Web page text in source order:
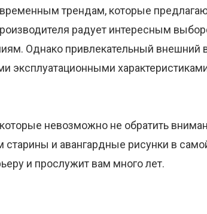
трендам, которые
радует интересным
Однако привлекательный
эксплуатационными
невозможно не обратить
и авангардные рисунки в
и прослужит вам много лет.